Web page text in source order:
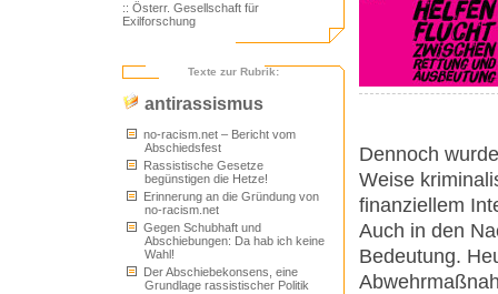
:: Österr. Gesellschaft für
Exilforschung
Texte zur Rubrik:
antirassismus
no-racism.net – Bericht vom
Abschiedsfest
Rassistische Gesetze
begünstigen die Hetze!
Erinnerung an die Gründung von
no-racism.net
Gegen Schubhaft und
Abschiebungen: Da hab ich keine
Wahl!
Der Abschiebekonsens, eine
Grundlage rassistischer Politik
Dennoch
Weise
finanziellem
Auch in den
Bedeutung.